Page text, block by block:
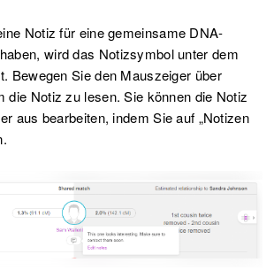
Notiz für eine gemeinsame DNA-
wird das Notizsymbol unter dem
Bewegen Sie den Mauszeiger über
die Notiz zu lesen. Sie können die Notiz
aus bearbeiten, indem Sie auf „Notizen